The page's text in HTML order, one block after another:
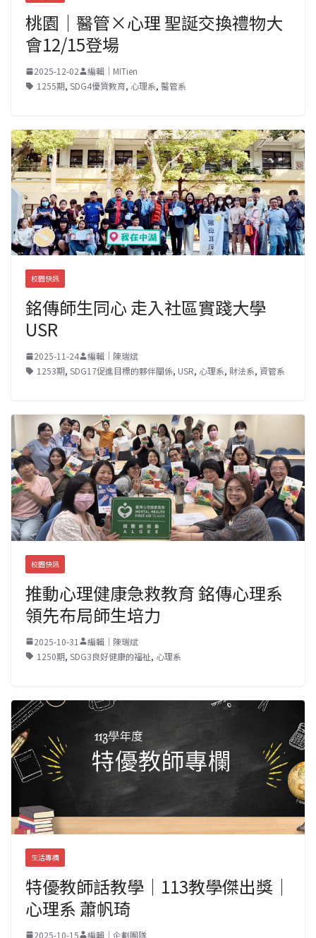
桃園｜醫管×心理 聖誕交換禮物大
會12/15登場
2025-12-02
編輯｜MITien
1255期, SDG4優質教育, 心理系, 醫管系
校園快訊
銘傳師生同心 走入社區實踐大學
USR
2025-11-24
編輯｜陳瑞斌
1253期, SDG17促進目標的夥伴關係, USR, 心理系, 財法系, 資管系
校園快訊
推動心理健康急救教育 銘傳心理系
領先布局師生培力
2025-10-31
編輯｜陳瑞斌
1250期, SDG3良好健康的福祉, 心理系
生活專欄
特優教師話教學｜113教學傑出獎｜
心理系 蕭帆琦
2025-10-15 編輯｜企劃團隊